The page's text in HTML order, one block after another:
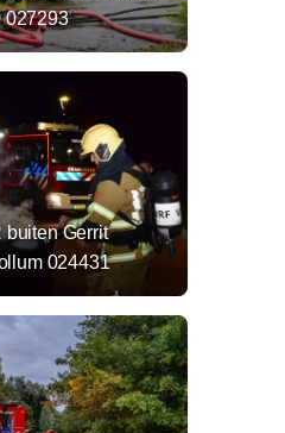
027293
buiten Gerrit
024431